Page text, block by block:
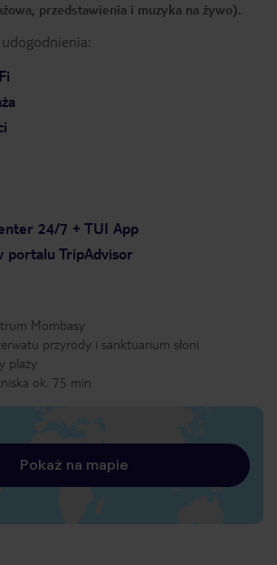
przedstawienia i muzyka na żywo).
24/7 + TUI App
portalu TripAdvisor
Mombasy
przyrody i sanktuarium słoni
plaży
ok. 75 min
Pokaż na mapie